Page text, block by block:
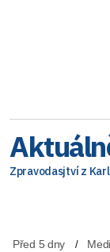
Zpravodasjtví z
Před 5 dny